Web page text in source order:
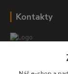
Kontakty
+420 604 278